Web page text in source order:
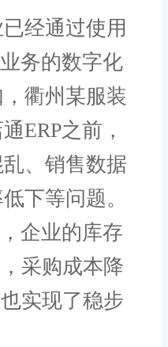
经通过使用
务的数字化
衢州某服装
ERP之前，
、销售数据
下等问题。
企业的库存
采购成本降
实现了稳步